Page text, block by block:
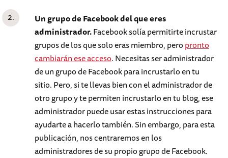
Un grupo de Facebook del que eres
administrador.Facebook solía permitirte incrustar
grupos de los que solo eras miembro, peropronto
cambiarán ese acceso. Necesitas ser administrador
de un grupo de Facebook para incrustarlo en tu
sitio. Pero, si te llevas bien con el administrador de
otro grupo y te permiten incrustarlo en tu blog, ese
administrador puede usar estas instrucciones para
ayudarte a hacerlo también. Sin embargo, para esta
publicación, nos centraremos en los
administradores de su propio grupo de Facebook.